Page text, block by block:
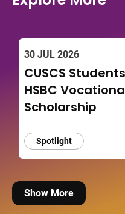
30 JUL 2026
CUSCS
HSBC
Scholarship
Spotlight
Show More